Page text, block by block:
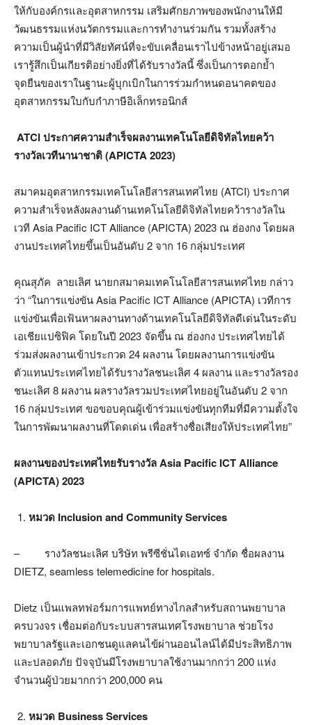
ให้กับองค์กรและอุตสาหกรรม เสริมศักยภาพของพนักงานให้มี
วัฒนธรรมแห่งนวัตกรรมและการทำงานร่วมกัน รวมทั้งสร้าง
ความเป็นผู้นำที่มีวิสัยทัศน์ที่จะขับเคลื่อนเราไปข้างหน้าอยู่เสมอ
เรารู้สึกเป็นเกียรติอย่างยิ่งที่ได้รับรางวัลนี้ ซึ่งเป็นการตอกย้ำ
จุดยืนของเราในฐานะผู้บุกเบิกในการร่วมกำหนดอนาคตของ
อุตสาหกรรมใบกับกำภาษีอิเล็กทรอนิกส์
ATCI ประกาศความสำเร็จผลงานเทคโนโลยีดิจิทัลไทยคว้า
รางวัลเวทีนานาชาติ (APICTA 2023)
สมาคมอุตสาหกรรมเทคโนโลยีสารสนเทศไทย (ATCI) ประกาศ
ความสำเร็จหลังผลงานด้านเทคโนโลยีดิจิทัลไทยคว้ารางวัลใน
เวที Asia Pacific ICT Alliance (APICTA) 2023 ณ ฮ่องกง โดยผล
งานประเทศไทยขึ้นเป็นอันดับ 2 จาก 16 กลุ่มประเทศ
คุณสุภัค ลายเลิศ นายกสมาคมเทคโนโลยีสารสนเทศไทย กล่าว
ว่า “ในการแข่งขัน Asia Pacific ICT Alliance (APICTA) เวทีการ
แข่งขันเพื่อเฟ้นหาผลงานทางด้านเทคโนโลยีดิจิทัลดีเด่นในระดับ
เอเชียแปซิฟิค โดยในปี 2023 จัดขึ้น ณ ฮ่องกง ประเทศไทยได้
ร่วมส่งผลงานเข้าประกวด 24 ผลงาน โดยผลงานการแข่งขัน
ตัวแทนประเทศไทยได้รับรางวัลชนะเลิศ 4 ผลงาน และรางวัลรอง
ชนะเลิศ 8 ผลงาน ผลรางวัลรวมประเทศไทยอยู่ในอันดับ 2 จาก
16 กลุ่มประเทศ ขอขอบคุณผู้เข้าร่วมแข่งขันทุกทีมที่มีความตั้งใจ
ในการพัฒนาผลงานที่โดดเด่น เพื่อสร้างชื่อเสียงให้ประเทศไทย”
ผลงานของประเทศไทยรับรางวัลAsia Pacific ICT Alliance
(APICTA) 2023
หมวด Inclusion and Community Services
– รางวัลชนะเลิศ บริษัท พรีซีชั่นไดเอทซ์ จำกัด ชื่อผลงาน
DIETZ, seamless telemedicine for hospitals.
Dietz เป็นแพลทฟอร์มการแพทย์ทางไกลสำหรับสถานพยาบาล
ครบวงจร เชื่อมต่อกับระบบสารสนเทศโรงพยาบาล ช่วยโรง
พยาบาลรัฐและเอกชนดูแลคนไข้ผ่านออนไลน์ได้มีประสิทธิภาพ
และปลอดภัย ปัจจุบันมีโรงพยาบาลใช้งานมากกว่า 200 แห่ง
จำนวนผู้ป่วยมากกว่า 200,000 คน
หมวด Business Services